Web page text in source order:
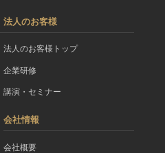
法人のお客様
法人のお客様トップ
企業研修
講演・セミナー
会社情報
会社概要